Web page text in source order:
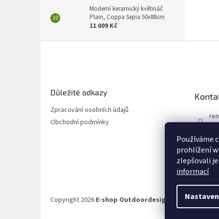
Používáme
prohlížení
zlepšovali
informací
Moderní keramický květináč
Plain, Coppa Sepia 50x88cm
11 009 Kč
Důležité odkazy
Zpracování osobních údajů
Obchodní podmínky
Copyright 2026 E-shop Outdoordesign.cz . Všechna